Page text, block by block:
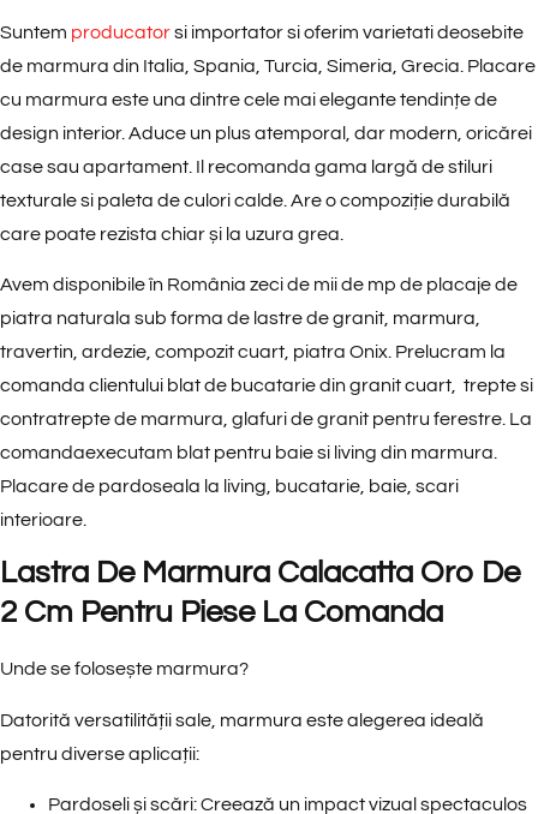
Suntem producatorsi importator si oferim varietati deosebite
de marmura din Italia, Spania, Turcia, Simeria, Grecia. Placare
cu marmura este una dintre cele mai elegante tendințe de
design interior. Aduce un plus atemporal, dar modern, oricărei
case sau apartament. Il recomanda gama largă de stiluri
texturale si paleta de culori calde. Are o compoziție durabilă
care poate rezista chiar și la uzura grea.
Avem disponibile în România zeci de mii de mp de placaje de
piatra naturala sub forma de lastre de granit, marmura,
travertin, ardezie, compozit cuart, piatra Onix. Prelucram la
comanda clientului blat de bucatarie din granit cuart, trepte si
contratrepte de marmura, glafuri de granit pentru ferestre. La
comandaexecutam blat pentru baie si living din marmura.
Placare de pardoseala la living, bucatarie, baie, scari
interioare.
Lastra De Marmura Calacatta Oro De
2 Cm Pentru Piese La Comanda
Unde se folosește marmura?
Datorită versatilității sale, marmura este alegerea ideală
pentru diverse aplicații:
Pardoseli și scări: Creează un impact vizual spectaculos